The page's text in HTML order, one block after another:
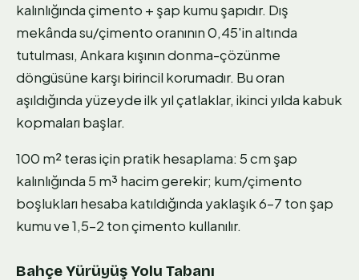
kalınlığında çimento + şap kumu şapıdır. Dış
mekânda su/çimento oranının 0,45'in altında
tutulması, Ankara kışının donma-çözünme
döngüsüne karşı birincil korumadır. Bu oran
aşıldığında yüzeyde ilk yıl çatlaklar, ikinci yılda kabuk
kopmaları başlar.
100 m² teras için pratik hesaplama: 5 cm şap
kalınlığında 5 m³ hacim gerekir; kum/çimento
boşlukları hesaba katıldığında yaklaşık 6–7 ton şap
kumu ve 1,5–2 ton çimento kullanılır.
Bahçe Yürüyüş Yolu Tabanı